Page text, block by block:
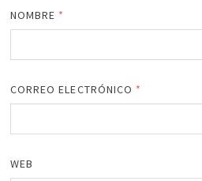
NOMBRE *
CORREO ELECTRÓNICO *
WEB